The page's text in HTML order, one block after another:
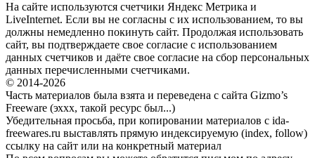
На сайте используются счетчики Яндекс Метрика и
LiveInternet. Если вы не согласны с их использованием, то вы
должны немедленно покинуть сайт. Продолжая использовать
сайт, вы подтверждаете свое согласие с использованием
данных счетчиков и даёте свое согласие на сбор персональных
данных перечисленными счетчиками.
© 2014-2026
Часть материалов была взята и переведена с сайта Gizmo’s
Freeware (эххх, такой ресурс был...)
Убедительная просьба, при копировании материалов с ida-
freewares.ru выставлять прямую индексируемую (index, follow)
ссылку на сайт или на конкретный материал